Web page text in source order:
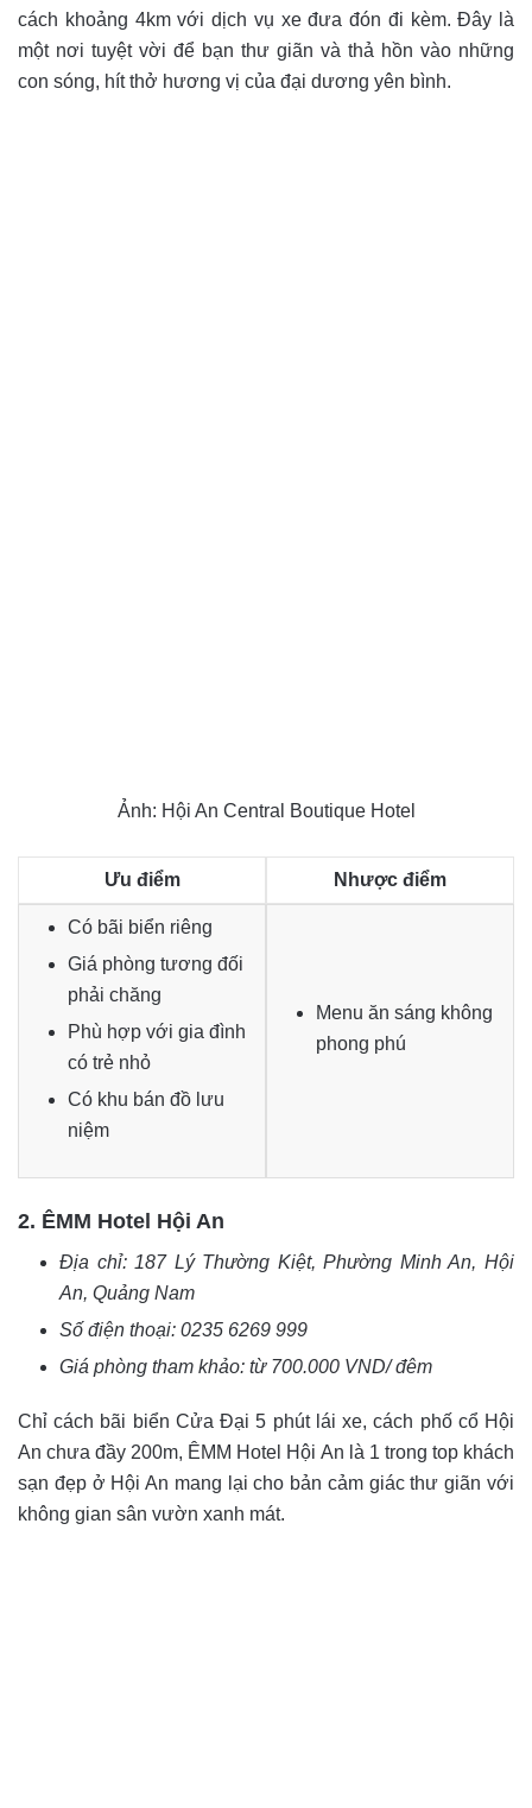
cách khoảng 4km với dịch vụ xe đưa đón đi kèm. Đây là
một nơi tuyệt vời để bạn thư giãn và thả hồn vào những
con sóng, hít thở hương vị của đại dương yên bình.
Ảnh: Hội An Central Boutique Hotel
Ưu điểm Nhược điểm
Có bãi biển riêng
Giá phòng tương đối
phải chăng
Phù hợp với gia đình
có trẻ nhỏ
Có khu bán đồ lưu
niệm
Menu ăn sáng không
phong phú
2. ÊMM Hotel Hội An
Địa chỉ: 187 Lý Thường Kiệt, Phường Minh An, Hội
An, Quảng Nam
Số điện thoại: 0235 6269 999
Giá phòng tham khảo: từ 700.000 VND/ đêm
Chỉ cách bãi biển Cửa Đại 5 phút lái xe, cách phố cổ Hội
An chưa đầy 200m, ÊMM Hotel Hội An là 1 trong top khách
sạn đẹp ở Hội An mang lại cho bản cảm giác thư giãn với
không gian sân vườn xanh mát.